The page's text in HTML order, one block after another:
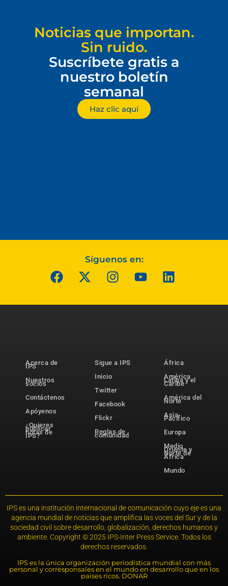
Noticias que importan.
Sin ruido.
Suscríbete gratis a
nuestro boletín
semanal
Haz clic aquí
Síguenos en:
Acerca de
IPS
Nuestros
socios
Contáctenos
Apóyenos
¿Quieres
publicar
notas de
IPS?
Sigue a IPS
Inicio
Twitter
Facebook
Flickr
Reglas de
comunidad
África
América
Latina y el
Caribe
América del
Norte
Asia-
Pacífico
Europa
Medio
Oriente y
Norte de
África
Mundo
IPS es una institución internacional de comunicación cuyo eje es una
agencia mundial de noticias que amplifica las voces del Sur y de la
sociedad civil sobre desarrollo, globalización, derechos humanos y
ambiente. Copyright © 2025 IPS-Inter Press Service. Todos los
derechos reservados.
IPS es la única organización periodística mundial con más
personal y corresponsales en el mundo en desarrollo que en los
países ricos. DONAR